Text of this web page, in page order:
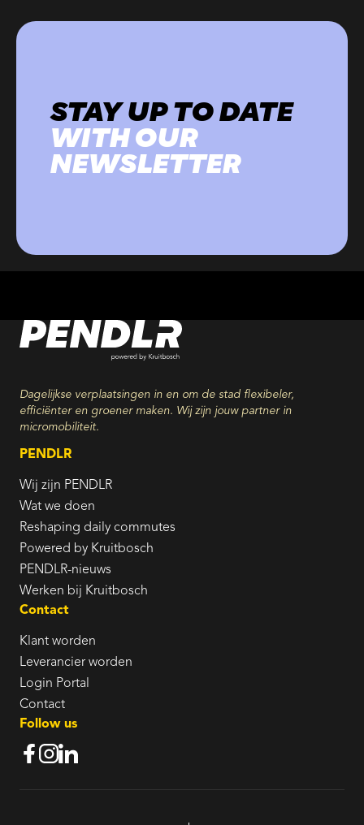
STAY UP TO DATE
WITH OUR
NEWSLETTER
Dagelijkse verplaatsingen in en om de stad flexibeler,
efficiënter en groener maken. Wij zijn jouw partner in
micromobiliteit.
PENDLR
Wij zijn PENDLR
Wat we doen
Reshaping daily commutes
Powered by Kruitbosch
PENDLR-nieuws
Werken bij Kruitbosch
Contact
Klant worden
Leverancier worden
Login Portal
Contact
Follow us